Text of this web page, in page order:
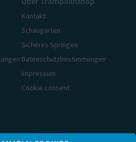
Kontakt
Schaugarten
Sicheres Springen
Datenschutzbestimmungen
Impressum
Cookie consent
2026